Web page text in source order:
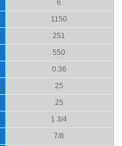
6
1150
251
550
0.36
25
25
1 3/4
7/8